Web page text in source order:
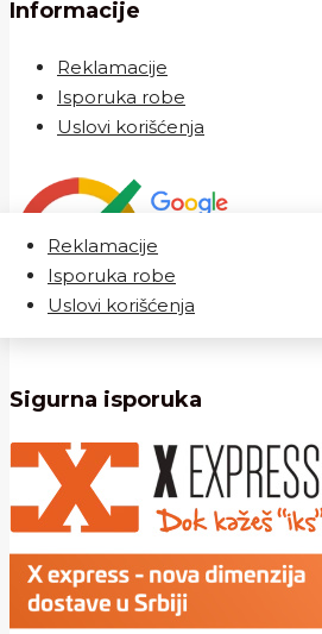
Informacije
Reklamacije
Isporuka robe
Uslovi korišćenja
Reklamacije
Isporuka robe
Uslovi korišćenja
Sigurna isporuka